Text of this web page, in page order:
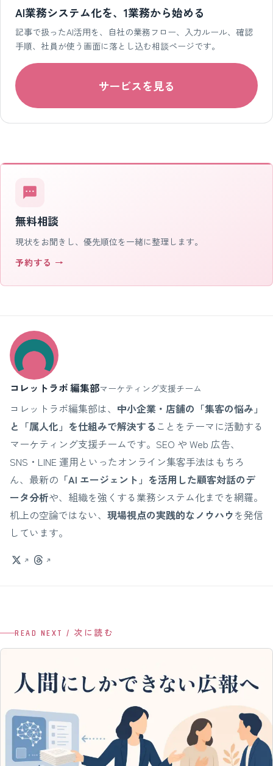
AI業務システム化を、1業務から始める
記事で扱ったAI活用を、自社の業務フロー、入力ルール、確認
手順、社員が使う画面に落とし込む相談ページです。
サービスを見る
無料相談
現状をお聞きし、優先順位を一緒に整理します。
予約する →
コレットラボ 編集部マーケティング支援チーム
コレットラボ編集部は、 中小企業・店舗の「集客の悩み」
と「属人化」を仕組みで解決する ことをテーマに活動する
マーケティング支援チームです。SEO や Web 広告、
SNS・LINE 運用といったオンライン集客手法はもちろ
ん、最新の 「AI エージェント」を活用した顧客対話のデ
ータ分析や、組織を強くする業務システム化までを網羅。
机上の空論ではない、 現場視点の実践的なノウハウを発信
しています。
READ NEXT / 次に読む